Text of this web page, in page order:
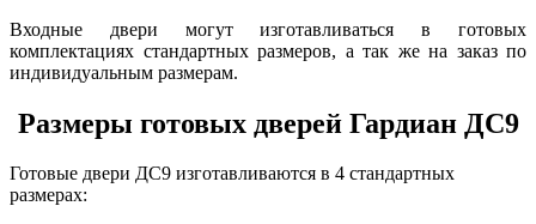
Входные двери могут изготавливаться в готовых
комплектациях стандартных размеров, а так же на заказ по
индивидуальным размерам.
Размеры готовых дверей Гардиан ДС9
Готовые двери ДС9 изготавливаются в 4 стандартных
размерах: